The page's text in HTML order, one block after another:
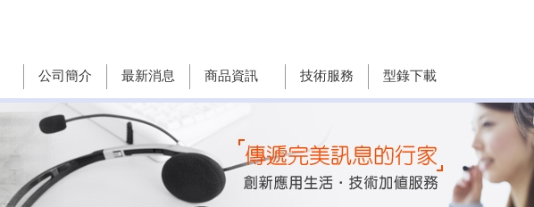
公司簡介 最新消息 商品資訊 技術服務 型錄下載